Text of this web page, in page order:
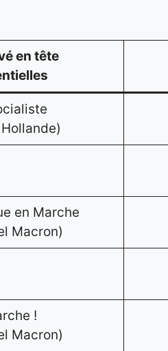
en tête
en Marche
Macron)
!
Macron)